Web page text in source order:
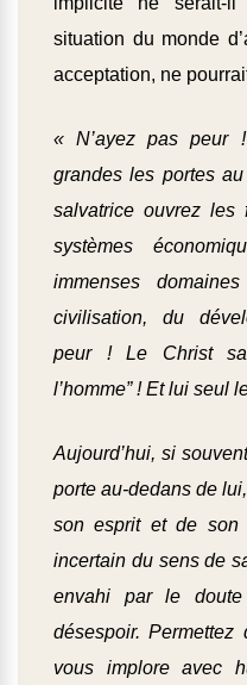
situation du monde
acceptation, ne
« N’ayez pas peur
grandes les portes
salvatrice ouvrez les
systèmes
immenses
civilisation, du
peur ! Le Christ
l’homme” ! Et lui seul
Aujourd’hui, si
porte au-dedans de
son esprit et de
incertain du sens de
envahi par le
désespoir.
vous implore avec